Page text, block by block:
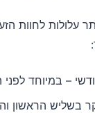
עלולות לחוות
– במיוחד לפני
בשליש הראשון